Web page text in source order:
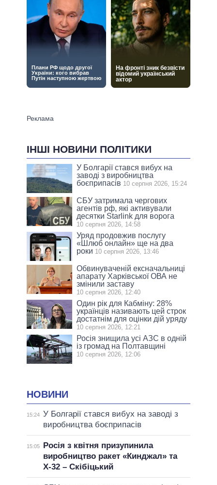
ІНШІ НОВИНИ ПОЛІТИКИ
У Болгарії стався вибух на
заводі з виробництва
боєприпасів 10 серпня 2026, 15:24
СБУ затримала чергових
агентів рф, які активували
десятки Starlink для ворога
10 серпня 2026, 14:58
Уряд продовжив послугу
«Шлюб онлайн» ще на два
роки 10 серпня 2026, 13:46
Обвинуваченій ексначальниці
апарату Харківської ОВА не
змінили заставу
10 серпня 2026, 12:40
Один рік для Кабміну: 28%
українців називають цей строк
достатнім для оцінки дій уряду
10 серпня 2026, 12:21
Росія знищила усі АЗС в одній
із громад на Полтавщині
10 серпня 2026, 12:06
НОВИНИ
15:24 У Болгарії стався вибух на заводі з
виробництва боєприпасів
15:05
Росія з квітня призупинила
виробництво ракет «Кинджал» та
Х-32 – Скібіцький